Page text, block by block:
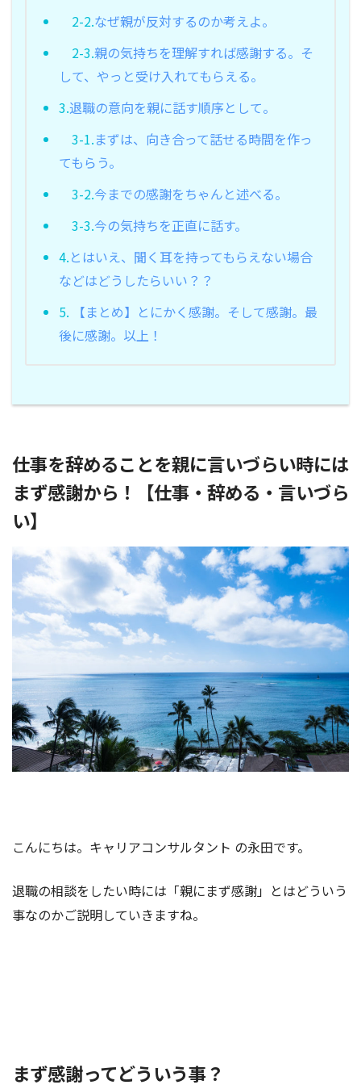
2-2.なぜ親が反対するのか考えよ。
2-3.親の気持ちを理解すれば感謝する。そ
して、やっと受け入れてもらえる。
3.退職の意向を親に話す順序として。
3-1.まずは、向き合って話せる時間を作っ
てもらう。
3-2.今までの感謝をちゃんと述べる。
3-3.今の気持ちを正直に話す。
4.とはいえ、聞く耳を持ってもらえない場合
などはどうしたらいい？？
5. 【まとめ】とにかく感謝。そして感謝。最
後に感謝。以上！
仕事を辞めることを親に言いづらい時には
まず感謝から！【仕事・辞める・言いづら
い】
こんにちは。キャリアコンサルタント の永田です。
退職の相談をしたい時には「親にまず感謝」とはどういう
事なのかご説明していきますね。
まず感謝ってどういう事？